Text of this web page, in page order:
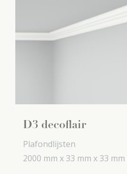
D3 decoflair
Plafondlijsten
2000 mm x 33 mm x 33 mm